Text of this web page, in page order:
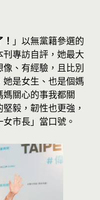
」以無黨籍參選的
專訪自評，她最大
像、有經驗，且比別
是女生、也是個媽
關心的事我都關
毅，韌性也更強，
市長」當口號。